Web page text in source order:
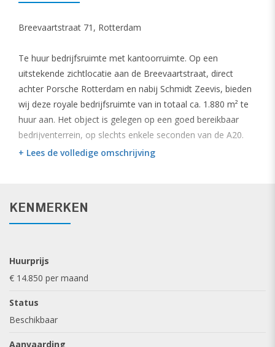
Breevaartstraat 71, Rotterdam
Te huur bedrijfsruimte met kantoorruimte. Op een
uitstekende zichtlocatie aan de Breevaartstraat, direct
achter Porsche Rotterdam en nabij Schmidt Zeevis, bieden
wij deze royale bedrijfsruimte van in totaal ca. 1.880 m² te
huur aan. Het object is gelegen op een goed bereikbaar
bedrijventerrein, op slechts enkele seconden van de A20.
Verdieping: ca. 730 m²
Buitenterrein: ca. 380 m²
De bedrijfsruimte beschikt over een grote bedrijfsruimte
met vide, diverse kantoorruimtes en een entree met
doorgaande weg is sprake van een uitstekende
zichtbaarheid voor uw bedrijf.
+ Lees de volledige omschrijving
KENMERKEN
Huurprijs
€ 14.850 per maand
Status
Beschikbaar
Aanvaarding